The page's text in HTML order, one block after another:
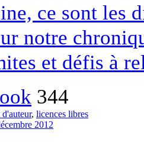
ce sont les
notre
et défis à
344
, licences libres
2012